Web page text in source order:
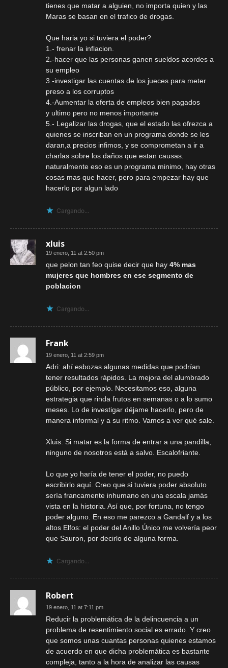
tienes que matar a alguien, no importa quien y las
Maras se basan en el trafico de drogas.
Que haria yo si tuviera el poder?
1.- frenar la inflacion.
2.-hacer que las personas ganen sueldos acordes a
su empleo
3.-investigar las cuentas de los jueces para meter
preso a los corruptos
4.-Aumentar la oferta de empleos bien pagados
y ultimo pero no menos importante
5.- Legalizar las drogas, que el estado las ofrezca a
quienes se inscriban en un programa donde se les
daran,a precios infimos, y se comprometan a ir a
charlas sobre los daños que estan causas.
naturalmente eso es un programa minimo, hay otras
cosas mas que hacer, pero para empezar hay que
hacerlo por algun lado
Cargando...
xluis
19 enero, 11 at 2:50 pm
que pelon tan feo quise decir que hay 4% mas
mujeres que hombres en ese segmento de
poblacion
Cargando...
Frank
19 enero, 11 at 2:59 pm
Adri: ahí esbozas algunas medidas que podrían
tener resultados rápidos. La mejora del alumbrado
público, por ejemplo. Necesitamos eso, alguna
estrategia que rinda frutos en semanas o a lo sumo
meses. Lo de investigar déjame hacerlo, pero de
manera informal y a su ritmo. Vamos a ver qué sale.
Xluis: Si matar es la forma de entrar a una pandilla,
ninguno de nosotros está a salvo. Escalofriante.
Lo que yo haría de tener el poder, no puedo
escribirlo aquí. Creo que si tuviera poder absoluto
sería francamente inhumano en una escala jamás
vista en la historia. Así que, por fortuna, no tengo
poder alguno. En eso me parezco a Gandalf y a los
altos Elfos: el poder del Anillo Único me volvería peor
que Sauron, por decirlo de alguna forma.
Cargando...
Robert
19 enero, 11 at 7:11 pm
Reducir la problemática de la delincuencia a un
problema de resentimiento social es errado. Y creo
que somos unas cuantas personas quienes estamos
de acuerdo en que dicha problemática es bastante
compleja, tanto a la hora de analizar las causas